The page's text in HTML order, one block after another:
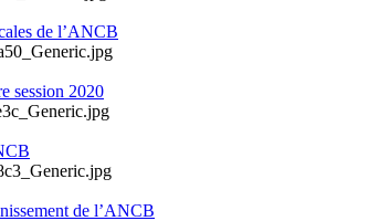
de l’ANCB
session 2020
de l’ANCB